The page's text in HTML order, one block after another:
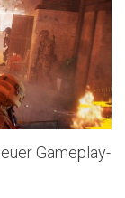
Gameplay-